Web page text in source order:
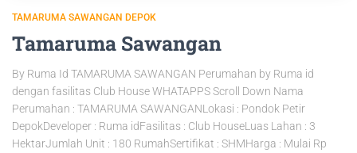
TAMARUMA SAWANGAN DEPOK
Tamaruma Sawangan
By Ruma Id TAMARUMA SAWANGAN Perumahan by Ruma id
dengan fasilitas Club House WHATAPPS Scroll Down Nama
Perumahan : TAMARUMA SAWANGANLokasi : Pondok Petir
DepokDeveloper : Ruma idFasilitas : Club HouseLuas Lahan : 3
HektarJumlah Unit : 180 RumahSertifikat : SHMHarga : Mulai Rp